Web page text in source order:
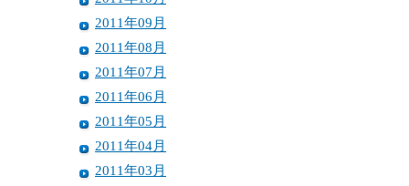
2011年09月
2011年08月
2011年07月
2011年06月
2011年05月
2011年04月
2011年03月